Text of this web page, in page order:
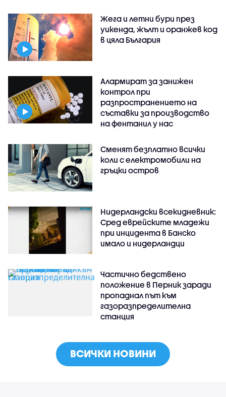
Жега и летни бури през
уикенда, жълт и оранжев код
в цяла България
Алармират за занижен
контрол при
разпространението на
съставки за производство
на фентанил у нас
Сменят безплатно всички
коли с електромобили на
гръцки остров
Нидерландски всекидневник:
Сред еврейските младежи
при инцидента в Банско
имало и нидерландци
Частично бедствено
положение в Перник заради
пропаднал път към
газоразпределителна
станция
ВСИЧКИ НОВИНИ